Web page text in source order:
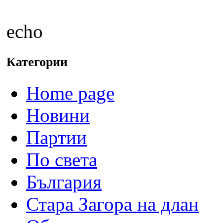
echo
Категории
Home page
Новини
Партии
По света
България
Стара Загора на длан